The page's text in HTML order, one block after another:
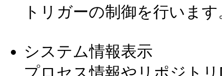
トリガーの制御を行います
システム情報表示